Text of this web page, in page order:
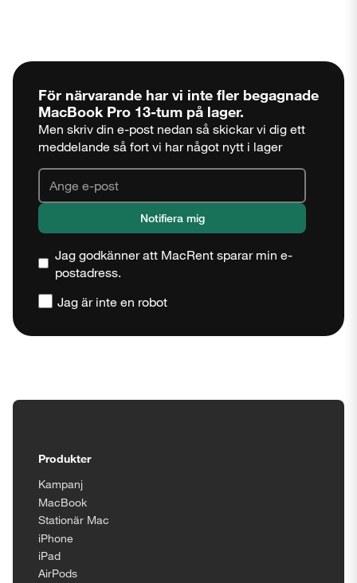
För närvarande har vi inte fler begagnade
MacBook Pro 13-tum på lager.
Men skriv din e-post nedan så skickar vi dig ett
meddelande så fort vi har något nytt i lager
Jag godkänner att MacRent sparar min e-
postadress.
Jag är inte en robot
Produkter
Kampanj
MacBook
Stationär Mac
iPhone
iPad
AirPods